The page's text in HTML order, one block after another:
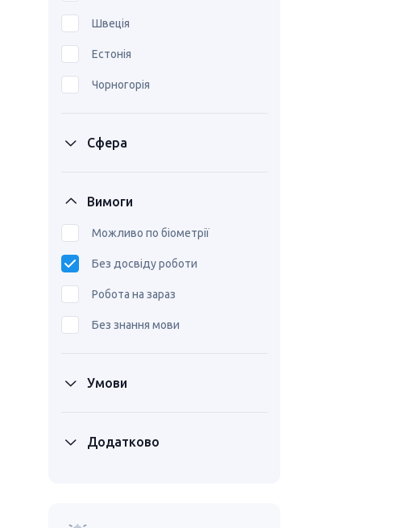
Швеція
Естонія
Чорногорія
Сфера
Вимоги
Можливо по біометрії
Без досвіду роботи
Робота на зараз
Без знання мови
Умови
Додатково